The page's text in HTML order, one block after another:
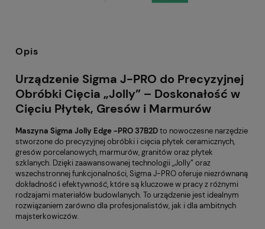
Opis
Urządzenie Sigma J-PRO do Precyzyjnej
Obróbki Cięcia „Jolly” – Doskonałość w
Cięciu Płytek, Gresów i Marmurów
Maszyna Sigma Jolly Edge -PRO 37B2Dto nowoczesne narzędzie
stworzone do precyzyjnej obróbki i cięcia płytek ceramicznych,
gresów porcelanowych, marmurów, granitów oraz płytek
szklanych. Dzięki zaawansowanej technologii „Jolly” oraz
wszechstronnej funkcjonalności, Sigma J-PRO oferuje niezrównaną
dokładność i efektywność, które są kluczowe w pracy z różnymi
rodzajami materiałów budowlanych. To urządzenie jest idealnym
rozwiązaniem zarówno dla profesjonalistów, jak i dla ambitnych
majsterkowiczów.